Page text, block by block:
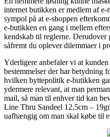
internet butikken er medlem af
sympol på at e-shoppen
e-butikken en gang i mellem
kendskab til reglerne. Derudover
såfremt du oplever dilemmaer i
Yderligere anbefaler vi at
bestemmelser der har betydning
hvilken byttepolitik e-butikken
ydermere relevant, at man
mail, så man til enhver tid kan
Line Thru Sandeel 12,5cm –
uafhængig om man skal købe til